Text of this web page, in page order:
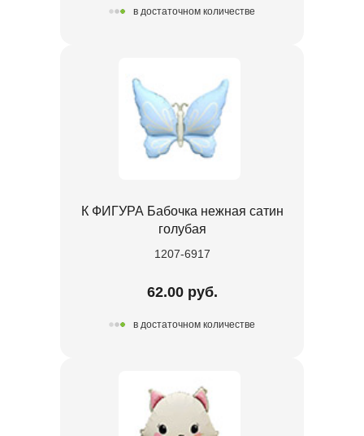
в достаточном количестве
К ФИГУРА Бабочка нежная сатин
голубая
1207-6917
62.00 руб.
в достаточном количестве